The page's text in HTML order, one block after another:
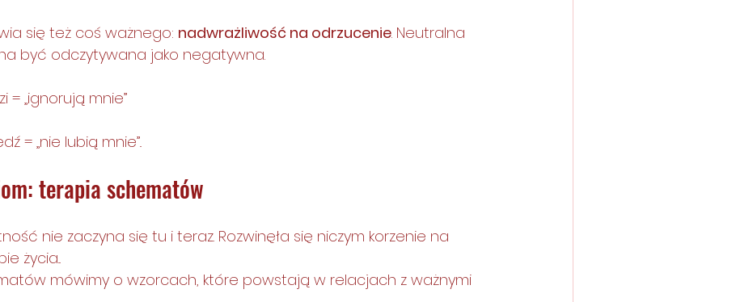
się też coś ważnego: nadwrażliwość na odrzucenie. Neutralna
być odczytywana jako negatywna.
= „ignorują mnie”
= „nie lubią mnie”..
terapia schematów
nie zaczyna się tu i teraz. Rozwinęła się niczym korzenie na
życia...
mówimy o wzorcach, które powstają w relacjach z ważnymi